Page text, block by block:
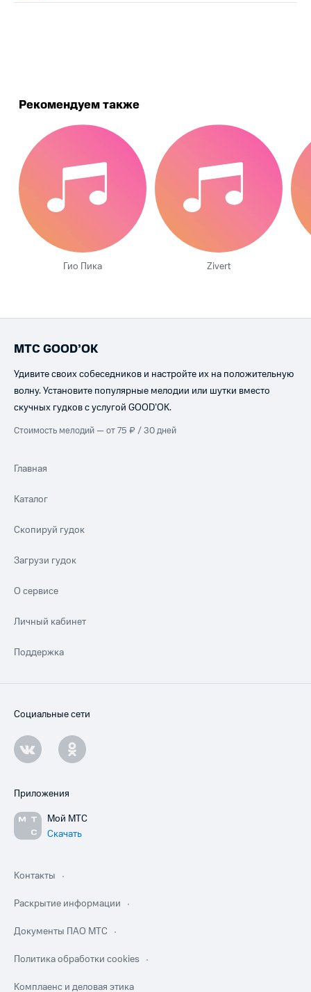
Рекомендуем также
Гио Пика Zivert
МТС GOOD’OK
Удивите своих собеседников и настройте их на положительную
волну. Установите популярные мелодии или шутки вместо
скучных гудков с услугой GOOD’OK.
Стоимость мелодий — от 75 ₽ / 30 дней
Главная
Каталог
Скопируй гудок
Загрузи гудок
О сервисе
Личный кабинет
Поддержка
Социальные сети
Приложения
Мой МТС
Скачать
Контакты
Раскрытие информации
Документы ПАО МТС
Политика обработки cookies
Комплаенс и деловая этика